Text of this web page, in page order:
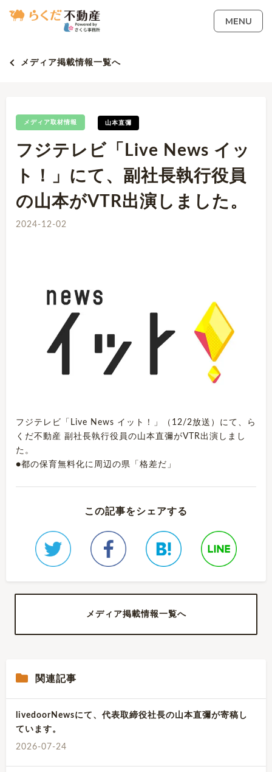
MENU
メディア掲載情報一覧へ
メディア取材情報 山本直彌
フジテレビ「Live News イッ
ト！」にて、副社長執行役員
の山本がVTR出演しました。
2024-12-02
フジテレビ「Live News イット！」（12/2放送）にて、ら
くだ不動産 副社長執行役員の山本直彌がVTR出演しまし
た。
●都の保育無料化に周辺の県「格差だ」
この記事をシェアする
メディア掲載情報一覧へ
関連記事
livedoorNewsにて、代表取締役社長の山本直彌が寄稿し
ています。
2026-07-24